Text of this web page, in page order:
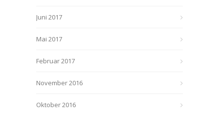
Juni 2017
Mai 2017
Februar 2017
November 2016
Oktober 2016